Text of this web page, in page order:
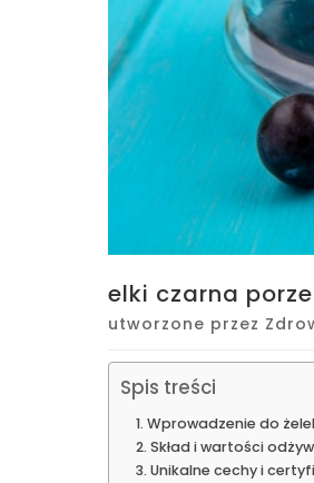
elki czarna
utworzone przez
Spis treści
Wprowadzenie do
Skład i wartości
Unikalne cechy i